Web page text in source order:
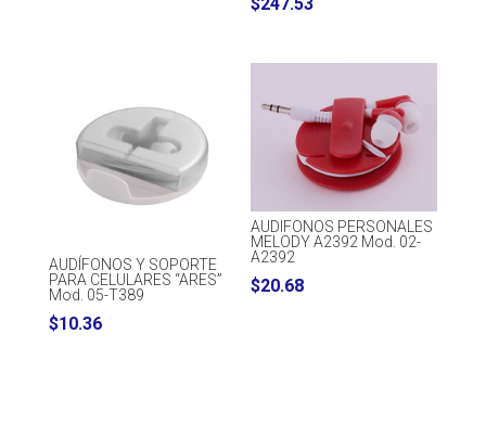
AUDÍFONOS Y SOPORTE
PARA CELULARES “ARES”
Mod. 05-T389
$10.36
AUDIFONOS PERSONALES
MELODY A2392 Mod. 02-
A2392
$20.68